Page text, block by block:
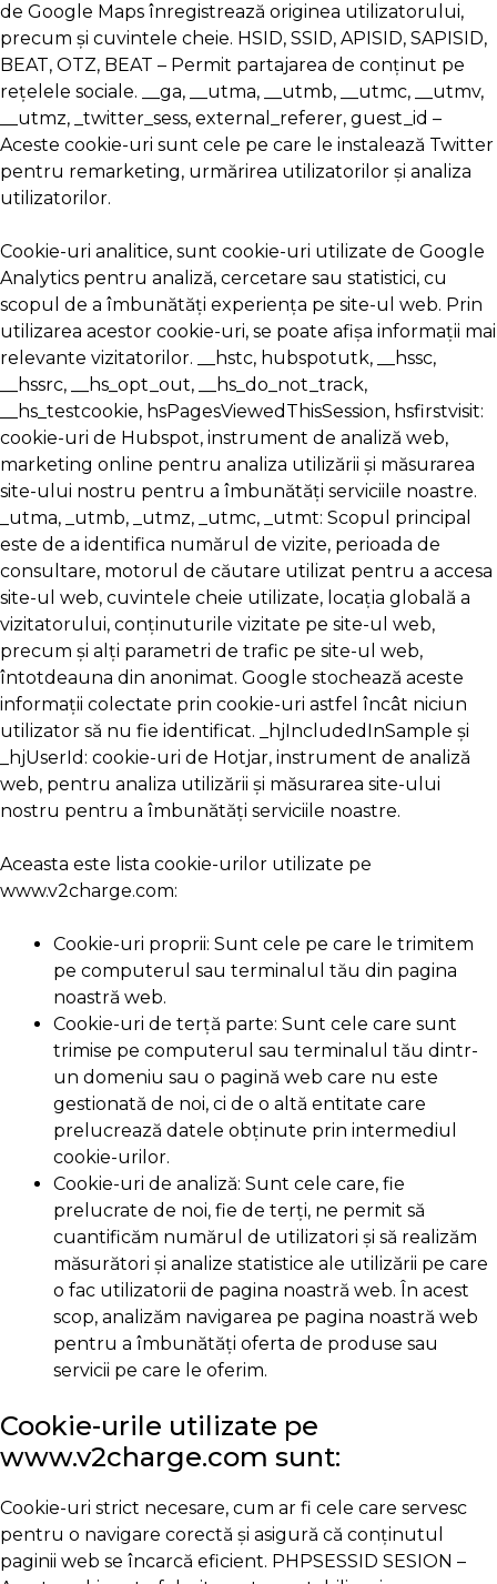
de Google Maps înregistrează originea utilizatorului,
precum și cuvintele cheie. HSID, SSID, APISID, SAPISID,
BEAT, OTZ, BEAT – Permit partajarea de conținut pe
rețelele sociale. __ga, __utma, __utmb, __utmc, __utmv,
__utmz, _twitter_sess, external_referer, guest_id –
Aceste cookie-uri sunt cele pe care le instalează Twitter
pentru remarketing, urmărirea utilizatorilor și analiza
utilizatorilor.
Cookie-uri analitice, sunt cookie-uri utilizate de Google
Analytics pentru analiză, cercetare sau statistici, cu
scopul de a îmbunătăți experiența pe site-ul web. Prin
utilizarea acestor cookie-uri, se poate afișa informații mai
relevante vizitatorilor. __hstc, hubspotutk, __hssc,
__hssrc, __hs_opt_out, __hs_do_not_track,
__hs_testcookie, hsPagesViewedThisSession, hsfirstvisit:
cookie-uri de Hubspot, instrument de analiză web,
marketing online pentru analiza utilizării și măsurarea
site-ului nostru pentru a îmbunătăți serviciile noastre.
_utma, _utmb, _utmz, _utmc, _utmt: Scopul principal
este de a identifica numărul de vizite, perioada de
consultare, motorul de căutare utilizat pentru a accesa
site-ul web, cuvintele cheie utilizate, locația globală a
vizitatorului, conținuturile vizitate pe site-ul web,
precum și alți parametri de trafic pe site-ul web,
întotdeauna din anonimat. Google stochează aceste
informații colectate prin cookie-uri astfel încât niciun
utilizator să nu fie identificat. _hjIncludedInSample și
_hjUserId: cookie-uri de Hotjar, instrument de analiză
web, pentru analiza utilizării și măsurarea site-ului
nostru pentru a îmbunătăți serviciile noastre.
Aceasta este lista cookie-urilor utilizate pe
www.v2charge.com:
Cookie-uri proprii: Sunt cele pe care le trimitem
pe computerul sau terminalul tău din pagina
noastră web.
Cookie-uri de terță parte: Sunt cele care sunt
trimise pe computerul sau terminalul tău dintr-
un domeniu sau o pagină web care nu este
gestionată de noi, ci de o altă entitate care
prelucrează datele obținute prin intermediul
cookie-urilor.
Cookie-uri de analiză: Sunt cele care, fie
prelucrate de noi, fie de terți, ne permit să
cuantificăm numărul de utilizatori și să realizăm
măsurători și analize statistice ale utilizării pe care
o fac utilizatorii de pagina noastră web. În acest
scop, analizăm navigarea pe pagina noastră web
pentru a îmbunătăți oferta de produse sau
servicii pe care le oferim.
Cookie-urile utilizate pe
www.v2charge.com sunt:
Cookie-uri strict necesare, cum ar fi cele care servesc
pentru o navigare corectă și asigură că conținutul
paginii web se încarcă eficient. PHPSESSID SESION –